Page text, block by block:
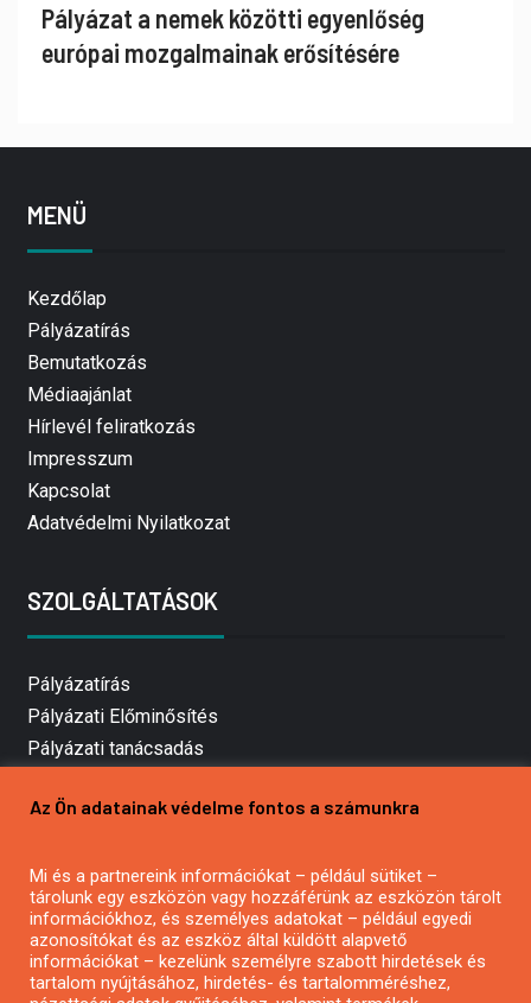
Pályázat a nemek közötti egyenlőség
európai mozgalmainak erősítésére
MENÜ
Kezdőlap
Pályázatírás
Bemutatkozás
Médiaajánlat
Hírlevél feliratkozás
Impresszum
Kapcsolat
Adatvédelmi Nyilatkozat
SZOLGÁLTATÁSOK
Pályázatírás
Pályázati Előminősítés
Pályázati tanácsadás
Mezőgazdasági pályázatírás
Pályázatírás civil szervezeteknek
Pályázatírás önkormányzatoknak
Pályázatfigyelés
Specifikus pályázatfigyelés vagy hírlevél
Az Ön adatainak védelme fontos a számunkra
Mi és a partnereink információkat – például sütiket –
tárolunk egy eszközön vagy hozzáférünk az eszközön tárolt
információkhoz, és személyes adatokat – például egyedi
azonosítókat és az eszköz által küldött alapvető
információkat – kezelünk személyre szabott hirdetések és
tartalom nyújtásához, hirdetés- és tartalomméréshez,